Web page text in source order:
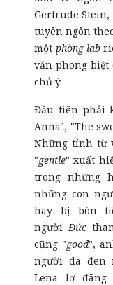
Gertrude Stein,
tuyên ngôn
một phòng lab
văn phong biệt
chủ ý.
Đầu tiên phải
Anna", "The
Những tính từ
"gentle" xuất
trong những
những con
hay bị bòn
ngườiĐức
cũng "good",
người da đen
Lena lơ